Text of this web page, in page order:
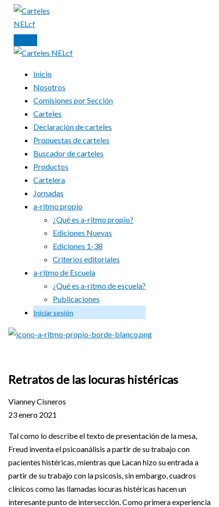
contenido
Inicio
Nosotros
Comisiones por Sección
Carteles
Declaración de carteles
Propuestas de carteles
Buscador de carteles
Productos
Cartelera
Jornadas
a-ritmo propio
¿Qué es a-ritmo propio?
Ediciones Nuevas
Ediciones 1-38
Criterios editoriales
a-ritmo de Escuela
¿Qué es a-ritmo de escuela?
Publicaciones
Iniciar sesión
Retratos de las locuras histéricas
Vianney Cisneros
23 enero 2021
Tal como lo describe el texto de presentación de la mesa,
Freud inventa el psicoanálisis a partir de su trabajo con
pacientes histéricas, mientras que Lacan hizo su entrada a
partir de su trabajo con la psicosis, sin embargo, cuadros
clínicos como las llamadas locuras histéricas hacen un
interesante punto de intersección. Como primera experiencia